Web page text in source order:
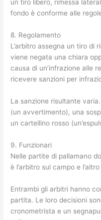
un tiro libero, rimessa
fondo è conforme alle
8. Regolamento
L’arbitro assegna un tiro di
viene negata una chiara
causa di un’infrazione alle
ricevere sanzioni per
La sanzione risultante
(un avvertimento), una
un cartellino rosso
9. Funzionari
Nelle partite di pallamano
è l’arbitro sul campo e
Entrambi gli arbitri hanno
partita. Le loro decisioni
cronometrista e un